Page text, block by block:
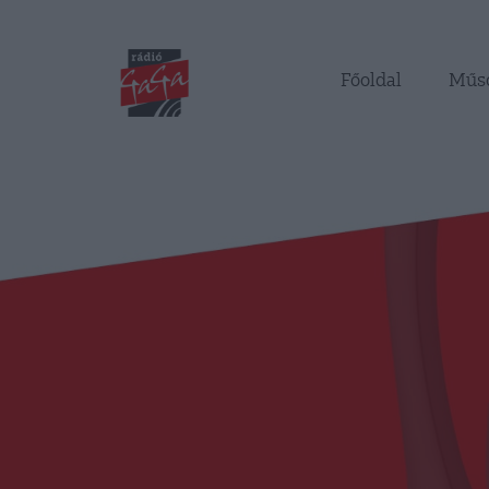
Főoldal